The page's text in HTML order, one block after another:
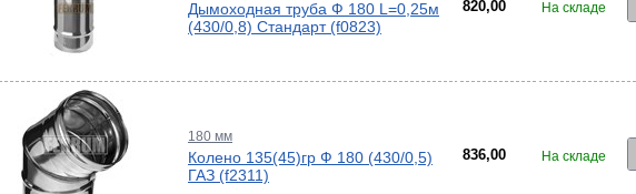
Дымоходная труба Ф 180 L=0,25м
(430/0,8) Стандарт (f0823)
820,00 На складе
180 мм
Колено 135(45)гр Ф 180 (430/0,5)
ГАЗ (f2311)
836,00 На складе